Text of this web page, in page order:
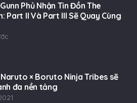
Phủ Nhận Tin Đồn The
Part II Và Part III Sẽ Quay Cùng
× Boruto Ninja Tribes sẽ
đa nền tảng